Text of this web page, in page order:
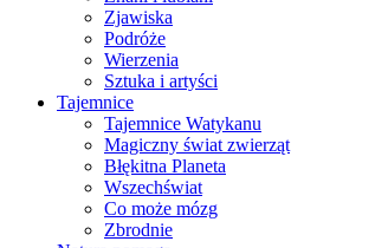
Zjawiska
Podróże
Wierzenia
Sztuka i artyści
Tajemnice
Tajemnice Watykanu
Magiczny świat zwierząt
Błękitna Planeta
Wszechświat
Co może mózg
Zbrodnie